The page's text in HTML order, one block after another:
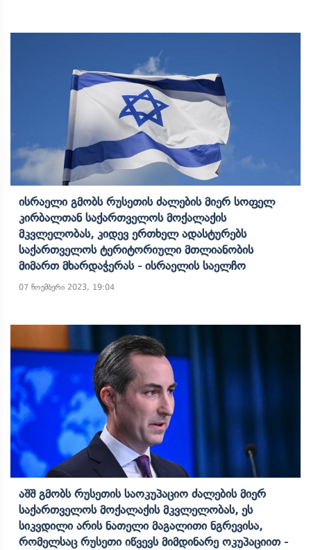
Ისრაელი Გმობს Რუსეთის Ძალების Მიერ Სოფელ
Კირბალთან Საქართველოს Მოქალაქის
Მკვლელობას, Კიდევ Ერთხელ Ადასტურებს
Საქართველოს Ტერიტორიული Მთლიანობის
Მიმართ Მხარდაჭერას - Ისრაელის Საელჩო
07 ნოემბერი 2023, 19:04
Აშშ Გმობს Რუსეთის Საოკუპაციო Ძალების Მიერ
Საქართველოს Მოქალაქის Მკვლელობას, Ეს
Სიკვდილი Არის Ნათელი Მაგალითი Ნგრევისა,
Რომელსაც Რუსეთი Იწვევს Მიმდინარე Ოკუპაციით -